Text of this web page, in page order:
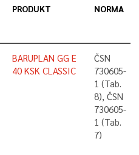
PRODUKT NORMA
BARUPLAN GG E
40 KSK CLASSIC
ČSN
730605-
1 (Tab.
8), ČSN
730605-
1 (Tab.
7)